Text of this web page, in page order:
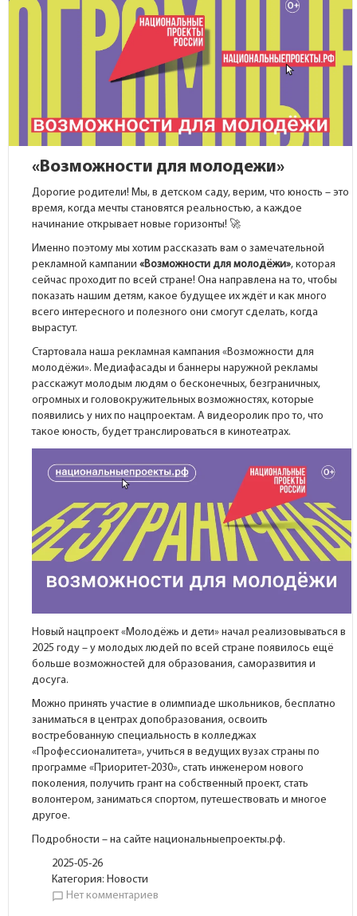
«Возможности для молодежи»
Дорогие родители! Мы, в детском саду, верим, что юность – это
время, когда мечты становятся реальностью, а каждое
начинание открывает новые горизонты! 🚀
Именно поэтому мы хотим рассказать вам о замечательной
рекламной кампании«Возможности для молодёжи», которая
сейчас проходит по всей стране! Она направлена на то, чтобы
показать нашим детям, какое будущее их ждёт и как много
всего интересного и полезного они смогут сделать, когда
вырастут.
Стартовала наша рекламная кампания «Возможности для
молодёжи». Медиафасады и баннеры наружной рекламы
расскажут молодым людям о бесконечных, безграничных,
огромных и головокружительных возможностях, которые
появились у них по нацпроектам. А видеоролик про то, что
такое юность, будет транслироваться в кинотеатрах.
Новый нацпроект «Молодёжь и дети» начал реализовываться в
2025 году – у молодых людей по всей стране появилось ещё
больше возможностей для образования, саморазвития и
досуга.
Можно принять участие в олимпиаде школьников, бесплатно
заниматься в центрах допобразования, освоить
востребованную специальность в колледжах
«Профессионалитета», учиться в ведущих вузах страны по
программе «Приоритет-2030», стать инженером нового
поколения, получить грант на собственный проект, стать
волонтером, заниматься спортом, путешествовать и многое
другое.
Подробности – на сайте национальныепроекты.рф.
2025-05-26
Категория: Новости
chat_bubble_outline Нет комментариев